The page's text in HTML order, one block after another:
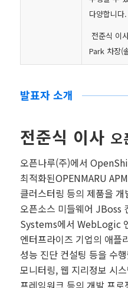
다양합니다.
전준식 이
Park 차장(
발표자 소개
전준식 이사 오
오픈나루(주)에서
최적화된OPENMARU
클러스터링 등의 제품을
오픈소스 미들웨어 JBoss
Systems에서 WebLogic
엔터프라이즈 기업의 애플
성능 진단 컨설팅 등을 수
모니터링, 웹 지리정보 시